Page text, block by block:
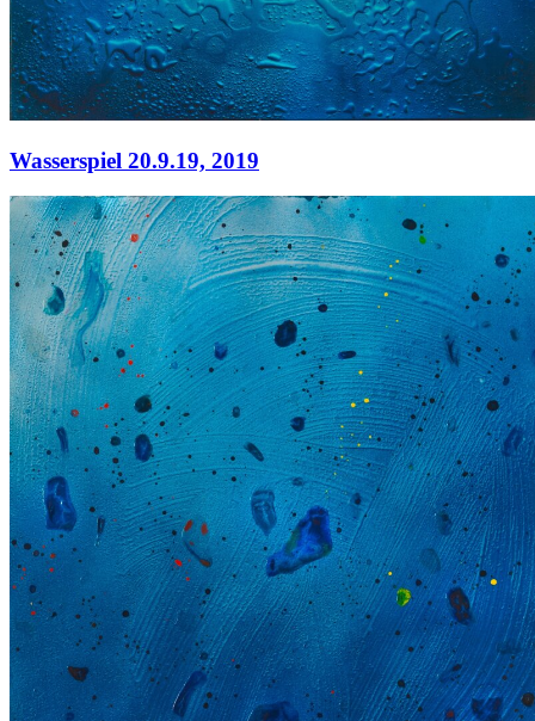
Wasserspiel 20.9.19, 2019
Wasserspiel 20.9.19,2019
Acryl auf Leinwand
120 x 100